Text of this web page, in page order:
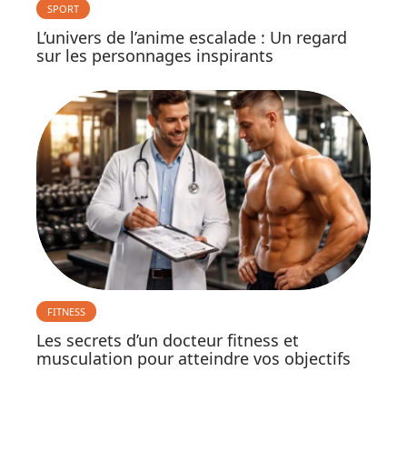
SPORT
L’univers de l’anime escalade : Un regard
sur les personnages inspirants
FITNESS
Les secrets d’un docteur fitness et
musculation pour atteindre vos objectifs